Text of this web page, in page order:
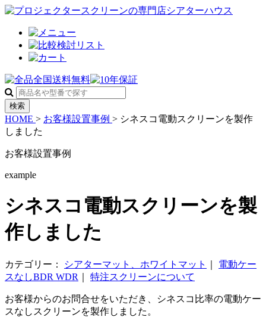
検索
HOME > お客様設置事例 > シネスコ電動スクリーンを製作
しました
お客様設置事例
example
シネスコ電動スクリーンを製
作しました
カテゴリー： シアターマット、ホワイトマット
電動ケー
スなしBDR WDR
特注スクリーンについて
お客様からのお問合せをいただき、シネスコ比率の電動ケー
スなしスクリーンを製作しました。